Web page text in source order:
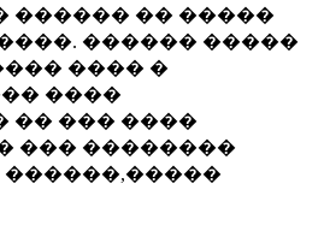
������ �� �����
������ �����
���� �
����
�� ��� ����
��� ��������
������,�����